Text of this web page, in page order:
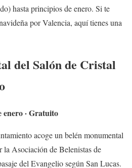
hasta principios de enero. Si te
por Valencia, aquí tienes una
del Salón de Cristal
enero · Gratuito
acoge un belén monumental
la Asociación de Belenistas de
del Evangelio según San Lucas.